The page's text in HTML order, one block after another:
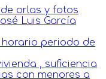
orlas y fotos
Luis García
periodo de
, suficiencia
con menores a